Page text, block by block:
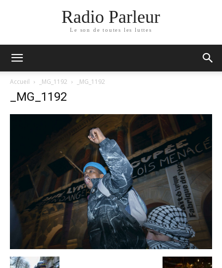
Radio Parleur
Le son de toutes les luttes
Accueil _MG_1192 _MG_1192
_MG_1192